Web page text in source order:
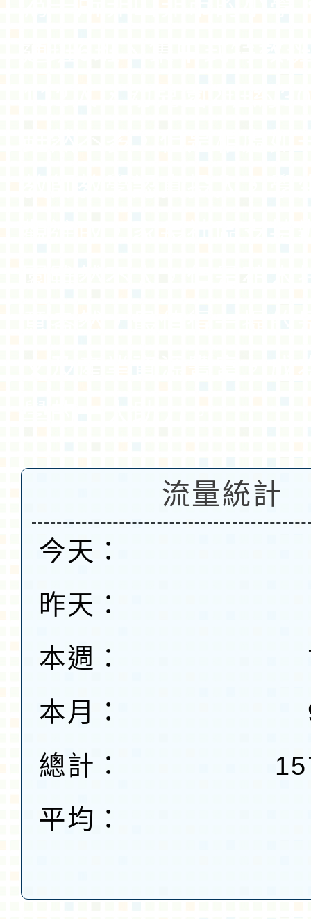
流量統計
今天：
昨天：
本週：
本月：
總計：
平均：